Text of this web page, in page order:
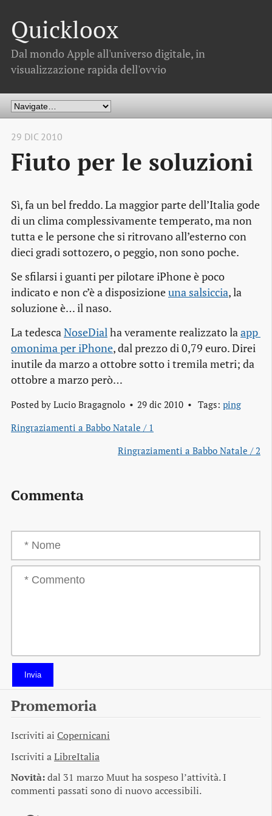
Quickloox
Dal mondo Apple all'universo digitale, in
visualizzazione rapida dell'ovvio
29 DIC 2010
Fiuto per le soluzioni
Sì, fa un bel freddo. La maggior parte dell’Italia gode
di un clima complessivamente temperato, ma non
tutta e le persone che si ritrovano all’esterno con
dieci gradi sottozero, o peggio, non sono poche.
Se sfilarsi i guanti per pilotare iPhone è poco
indicato e non c’è a disposizioneuna salsiccia, la
soluzione è… il naso.
La tedescaNoseDialha veramente realizzato laapp
omonima per iPhone, dal prezzo di 0,79 euro. Direi
inutile da marzo a ottobre sotto i tremila metri; da
ottobre a marzo però…
Posted by Lucio Bragagnolo 29 dic 2010 Tags: ping
Ringraziamenti a Babbo Natale / 1
Ringraziamenti a Babbo Natale / 2
Commenta
Invia
Promemoria
Iscriviti ai Copernicani
Iscriviti aLibreItalia
Novità:dal 31 marzo Muut ha sospeso l’attività. I
commenti passati sono di nuovo accessibili.